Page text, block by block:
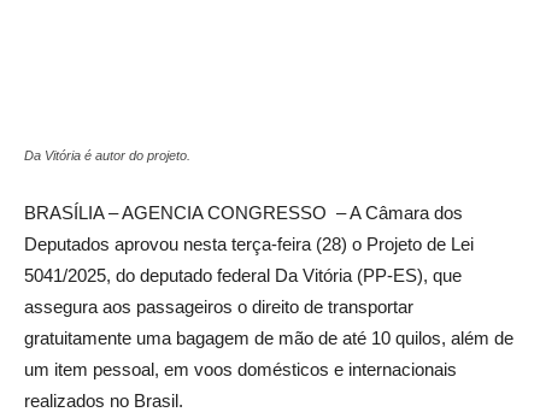
Da Vitória é autor do projeto.
BRASÍLIA – AGENCIA CONGRESSO – A Câmara dos
Deputados aprovou nesta terça-feira (28) o Projeto de Lei
5041/2025, do deputado federal Da Vitória (PP-ES), que
assegura aos passageiros o direito de transportar
gratuitamente uma bagagem de mão de até 10 quilos, além de
um item pessoal, em voos domésticos e internacionais
realizados no Brasil.